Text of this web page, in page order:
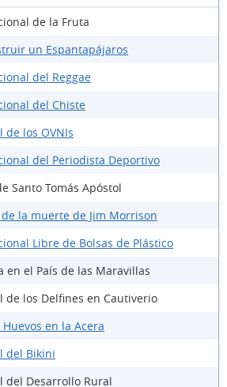
de la Fruta
un Espantapájaros
del Reggae
del Chiste
de los OVNIs
del Periodista Deportivo
Santo Tomás Apóstol
la muerte de Jim Morrison
Libre de Bolsas de Plástico
en el País de las Maravillas
de los Delfines en Cautiverio
en la Acera
del Bikini
del Desarrollo Rural